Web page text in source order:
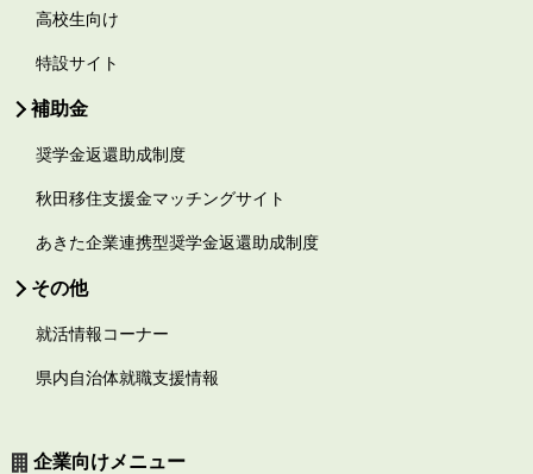
高校生向け
特設サイト
補助金
奨学金返還助成制度
秋田移住支援金マッチングサイト
あきた企業連携型奨学金返還助成制度
その他
就活情報コーナー
県内自治体就職支援情報
企業向けメニュー